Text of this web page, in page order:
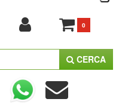
0
CERCA